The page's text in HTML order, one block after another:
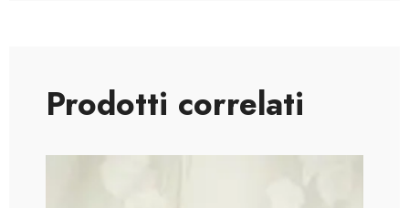
Prodotti correlati